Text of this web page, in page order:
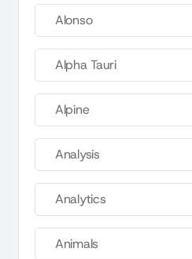
Alonso
Alpha Tauri
Alpine
Analysis
Analytics
Animals